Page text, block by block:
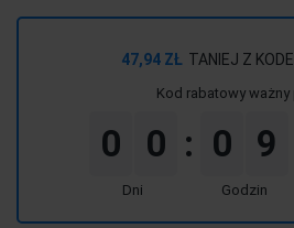
47,94 ZŁ TANIEJ Z
Kod rabatowy ważny
0 0
Dni
: 0 9
Godzin